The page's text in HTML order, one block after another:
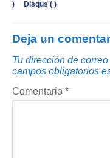
) Disqus ( )
Deja un
Tu dirección de
campos obligatorios
Comentario *